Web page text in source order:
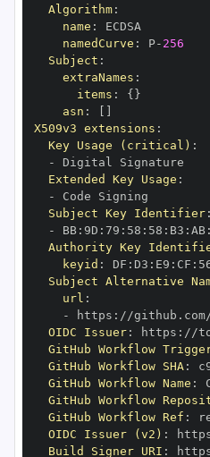
Algorithm:
name :
namedCurve : P- 256
Subject :
extraNames :
items : { }
asn :
X509v3 extensions :
Key Usage (critical) :
-
Extended Key Usage :
-
Subject Key Identifier:
-
BB: 9D : 79 : 58 : 58 : B3 : AB:
Authority Key
keyid : DF : D3 : E9 : CF :
Subject Alternative
url :
-
https :
OIDC Issuer: https :
GitHub Workflow
GitHub Workflow SHA:
GitHub Workflow Name :
GitHub Workflow
GitHub Workflow Ref :
OIDC Issuer (v2) :
Build Signer URI :